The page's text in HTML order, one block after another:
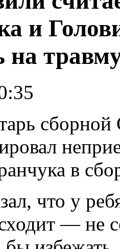
и
на
в
что у
— не